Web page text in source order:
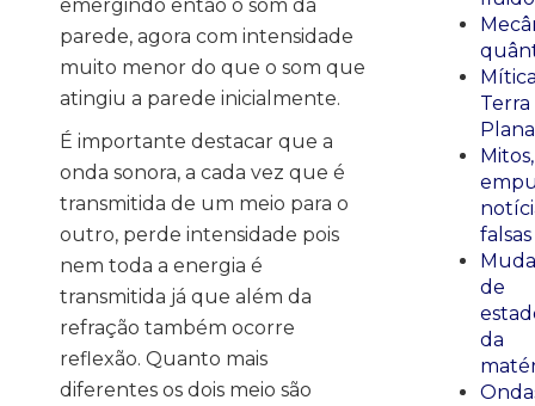
emergindo então o som da
parede, agora com intensidade
muito menor do que o som que
atingiu a parede inicialmente.
É importante destacar que a
onda sonora, a cada vez que é
transmitida de um meio para o
outro, perde intensidade pois
nem toda a energia é
transmitida já que além da
refração também ocorre
reflexão. Quanto mais
diferentes os dois meio são
Terra
Plana
Mitos,
falsas
de
da